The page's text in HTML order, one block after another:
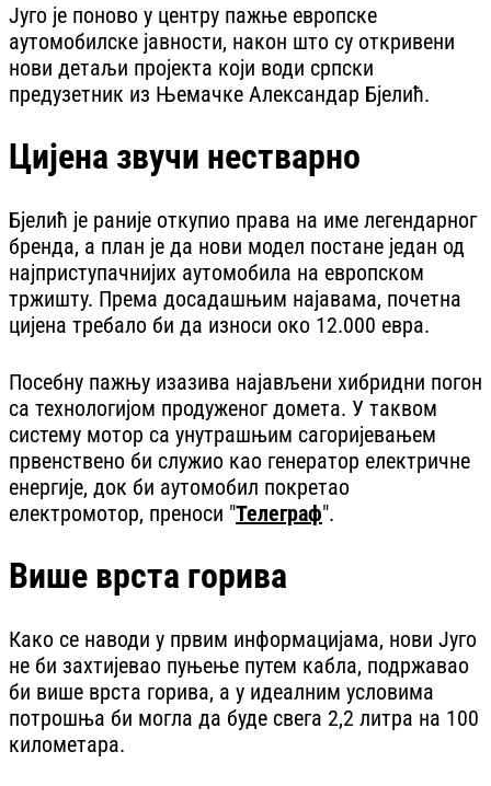
Југо је поново у центру пажње европске
аутомобилске јавности, након што су откривени
нови детаљи пројекта који води српски
предузетник из Њемачке Александар Бјелић.
Цијена звучи нестварно
Бјелић је раније откупио права на име легендарног
бренда, а план је да нови модел постане један од
најприступачнијих аутомобила на европском
тржишту. Према досадашњим најавама, почетна
цијена требало би да износи око 12.000 евра.
Посебну пажњу изазива најављени хибридни погон
са технологијом продуженог домета. У таквом
систему мотор са унутрашњим сагоријевањем
првенствено би служио као генератор електричне
енергије, док би аутомобил покретао
електромотор, преноси "Телеграф".
Више врста горива
Како се наводи у првим информацијама, нови Југо
не би захтијевао пуњење путем кабла, подржавао
би више врста горива, а у идеалним условима
потрошња би могла да буде свега 2,2 литра на 100
километара.